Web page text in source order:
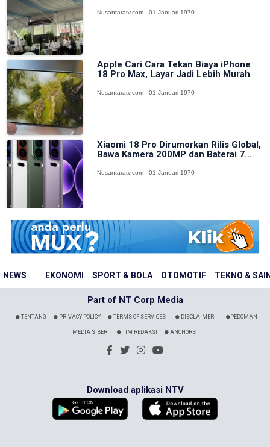
NEWS EKONOMI SPORT & BOLA OTOMOTIF TEKNO &
Nusantaratv.com - 01 Januari 1970
Apple Cari Cara Tekan Biaya iPhone
18 Pro Max, Layar Jadi Lebih Murah
Nusantaratv.com - 01 Januari 1970
Xiaomi 18 Pro Dirumorkan Rilis Global,
Bawa Kamera 200MP dan Baterai 7...
Nusantaratv.com - 01 Januari 1970
Part of NT Corp Media
TENTANG PRIVACY POLICY TERMS OF SERVICES DISCLAIMER PEDOMAN
MEDIA SIBER TIM REDAKSI ANCHORS
Download aplikasi NTV